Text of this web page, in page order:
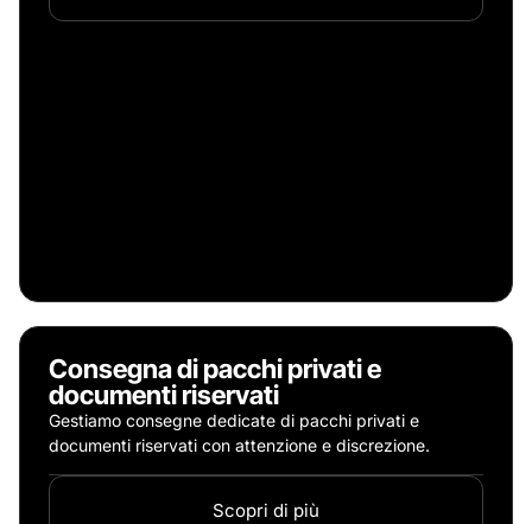
Consegna di pacchi privati e
documenti riservati
Gestiamo consegne dedicate di pacchi privati e
documenti riservati con attenzione e discrezione.
Scopri di più